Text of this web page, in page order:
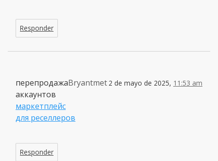
Responder
Bryantmet 2 de mayo de 2025, 11:53 am
перепродажа
аккаунтов
маркетплейс
для реселлеров
Responder